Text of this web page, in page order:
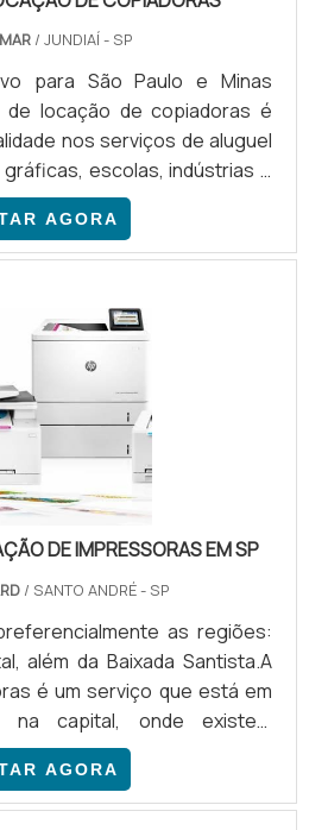
/ JUNDIAÍ - SP
para São Paulo e Minas
de locação de copiadoras é
nos serviços de aluguel
escolas, indústrias e
disponibilidade de inúmeros
para impressão em larga
de fotografias digitais e
de mercado também oferece
para cada um de
AGORA
DE IMPRESSORAS EM SP
/ SANTO ANDRÉ - SP
as regiões:
além da Baixada Santista.A
é um serviço que está em
na capital, onde existem
de impressoras em SP de
do mercado que necessitam
de impressões.
AGORA